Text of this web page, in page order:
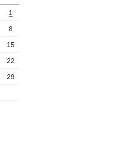
1
8
15
22
29